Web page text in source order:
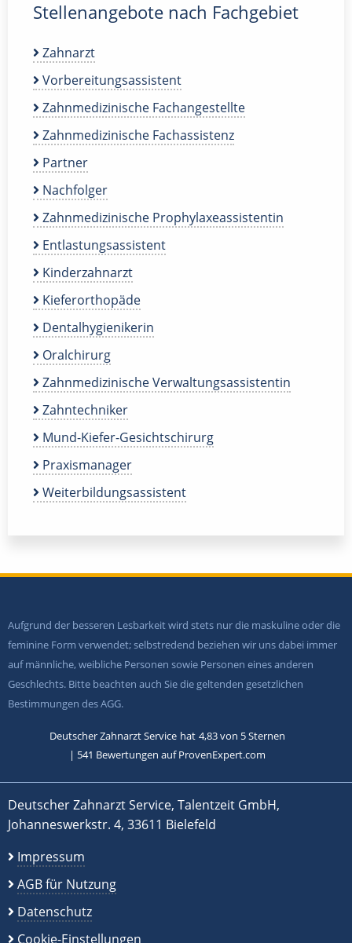
Stellenangebote nach Fachgebiet
Zahnarzt
Vorbereitungsassistent
Zahnmedizinische Fachangestellte
Zahnmedizinische Fachassistenz
Partner
Nachfolger
Zahnmedizinische Prophylaxeassistentin
Entlastungsassistent
Kinderzahnarzt
Kieferorthopäde
Dentalhygienikerin
Oralchirurg
Zahnmedizinische Verwaltungsassistentin
Zahntechniker
Mund-Kiefer-Gesichtschirurg
Praxismanager
Weiterbildungsassistent
Aufgrund der besseren Lesbarkeit wird stets nur die maskuline oder die
feminine Form verwendet; selbstredend beziehen wir uns dabei immer
auf männliche, weibliche Personen sowie Personen eines anderen
Geschlechts. Bitte beachten auch Sie die geltenden gesetzlichen
Bestimmungen des AGG.
Deutscher Zahnarzt Service hat 4,83von 5Sternen
| 541 Bewertungen auf ProvenExpert.com
Deutscher Zahnarzt Service, Talentzeit GmbH,
Johanneswerkstr. 4, 33611 Bielefeld
Impressum
AGB für Nutzung
Datenschutz
Cookie-Einstellungen